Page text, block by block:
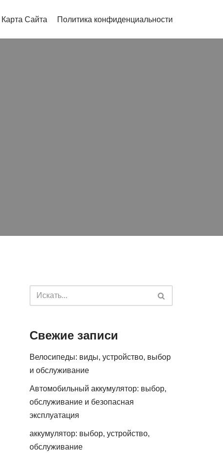
Карта Сайта Политика конфиденциальности
Свежие записи
Велосипеды: виды, устройство, выбор
и обслуживание
Автомобильный аккумулятор: выбор,
обслуживание и безопасная
эксплуатация
аккумулятор: выбор, устройство,
обслуживание